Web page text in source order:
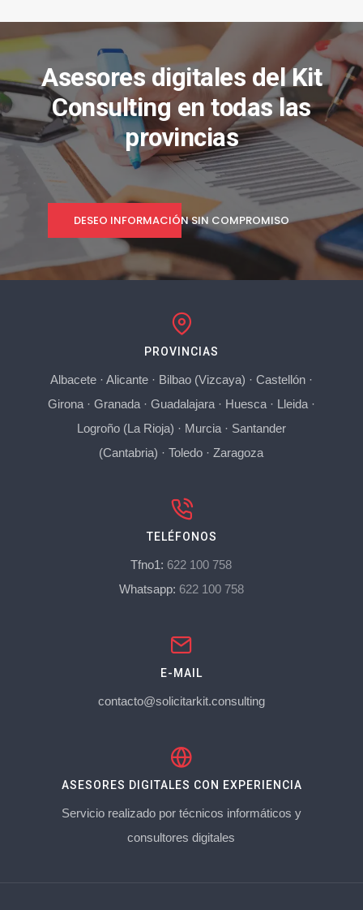
Asesores digitales del Kit
Consulting en todas las
provincias
DESEO INFORMACIÓN SIN COMPROMISO
PROVINCIAS
Albacete· Alicante· Bilbao (Vizcaya) · Castellón·
Girona· Granada· Guadalajara· Huesca· Lleida·
Logroño (La Rioja) · Murcia· Santander
(Cantabria) ·Toledo ·Zaragoza
TELÉFONOS
Tfno1: 622 100 758
Whatsapp: 622 100 758
E-MAIL
contacto@solicitarkit.consulting
ASESORES DIGITALES CON EXPERIENCIA
Servicio realizado por técnicos informáticos y
consultores digitales